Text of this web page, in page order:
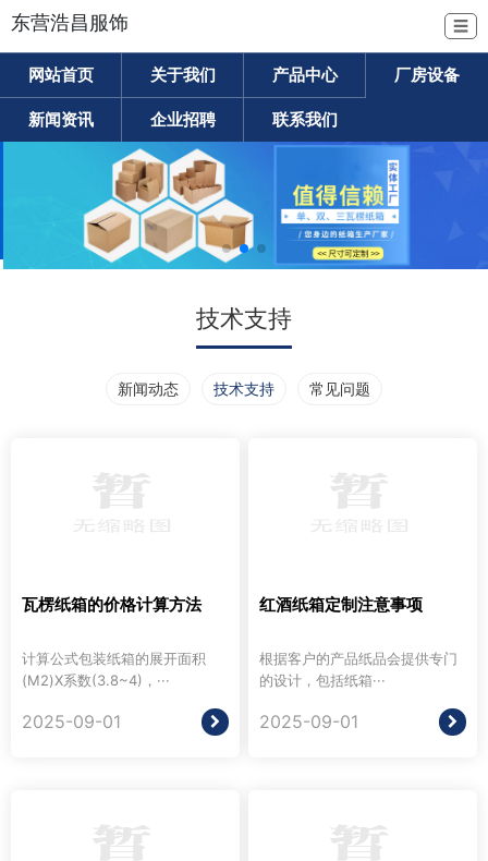
东营浩昌服饰 ☰
网站首页 关于我们 产品中心 厂房设备
新闻资讯 企业招聘 联系我们
技术支持
新闻动态 技术支持 常见问题
瓦楞纸箱的价格计算方法
计算公式包装纸箱的展开面积
(M2)X系数(3.8~4)，···
2025-09-01
红酒纸箱定制注意事项
根据客户的产品纸品会提供专门
的设计，包括纸箱···
2025-09-01